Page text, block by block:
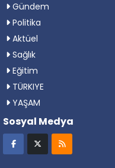
Gündem
Politika
Aktüel
Sağlık
Eğitim
TÜRKIYE
YAŞAM
Sosyal Medya